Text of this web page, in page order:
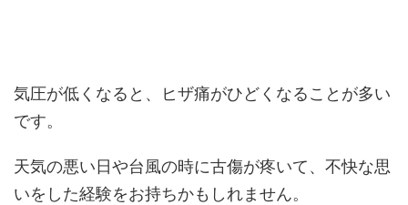
気圧が低くなると、ヒザ痛がひどくなることが多い
です。
天気の悪い日や台風の時に古傷が疼いて、不快な思
いをした経験をお持ちかもしれません。